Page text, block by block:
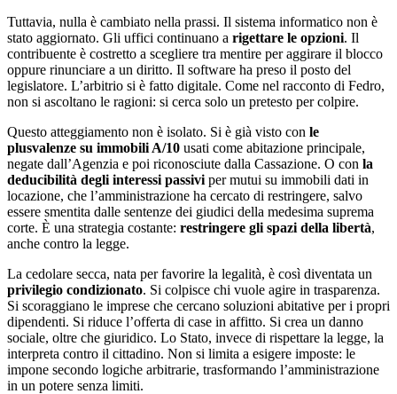
Tuttavia, nulla è cambiato nella prassi. Il sistema informatico non è
stato aggiornato. Gli uffici continuano a rigettare le opzioni. Il
contribuente è costretto a scegliere tra mentire per aggirare il blocco
oppure rinunciare a un diritto. Il software ha preso il posto del
legislatore. L’arbitrio si è fatto digitale. Come nel racconto di Fedro,
non si ascoltano le ragioni: si cerca solo un pretesto per colpire.
Questo atteggiamento non è isolato. Si è già visto con le
plusvalenze su immobili A/10 usati come abitazione principale,
negate dall’Agenzia e poi riconosciute dalla Cassazione. O con la
deducibilità degli interessi passivi per mutui su immobili dati in
locazione, che l’amministrazione ha cercato di restringere, salvo
essere smentita dalle sentenze dei giudici della medesima suprema
corte. È una strategia costante: restringere gli spazi della libertà,
anche contro la legge.
La cedolare secca, nata per favorire la legalità, è così diventata un
privilegio condizionato. Si colpisce chi vuole agire in trasparenza.
Si scoraggiano le imprese che cercano soluzioni abitative per i propri
dipendenti. Si riduce l’offerta di case in affitto. Si crea un danno
sociale, oltre che giuridico. Lo Stato, invece di rispettare la legge, la
interpreta contro il cittadino. Non si limita a esigere imposte: le
impone secondo logiche arbitrarie, trasformando l’amministrazione
in un potere senza limiti.